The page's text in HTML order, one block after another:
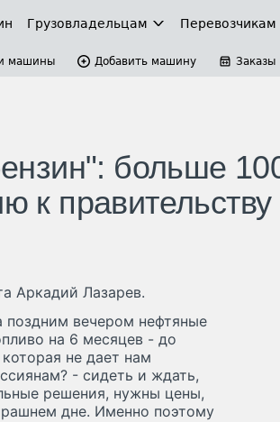
Грузовладельцам Перевозчикам
машины Добавить машину Заказы
больше
к
Аркадий Лазарев.
поздним вечером нефтяные
на 6 месяцев - до
не дает нам
- сидеть и ждать,
решения, нужны цены,
дне. Именно поэтому